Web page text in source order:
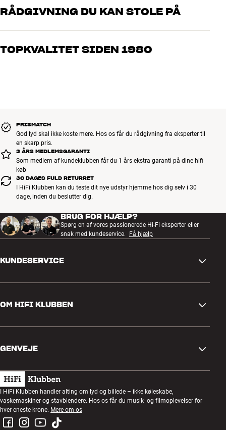
Sorter efter
RÅDGIVNING DU KAN STOLE PÅ
Vores medarbejdere er ægte entusiaster, som kender produkterne
os, hvad du drømmer om – så finder vi den løsning, der passer
TOPKVALITET SIDEN 1980
PRISMATCH
God lyd skal ikke koste mere. Hos os får du rådgivning fra eksperter til
en skarp pris.
3 ÅRS MEDLEMSGARANTI
Som medlem af kundeklubben får du 1 års ekstra garanti på dine hifi
køb
30 DAGES FULD RETURRET
I HiFi Klubben kan du teste dit nye udstyr hjemme hos dig selv i 30
dage, inden du beslutter dig.
BRUG FOR HJÆLP?
Spørg en af vores passionerede Hi-Fi eksperter eller
snak med kundeservice.
Få hjælp
KUNDESERVICE
Retur og reklamation
Fortryd ordre
Handelsbetingelser
Privatlivspolitik
OM HIFI KLUBBEN
Kundeklub
Lytteaften
Konkurrencer
GENVEJE
Gavekort
Byg med lyd
Montering og installation
I HiFi Klubben handler alting om lyd og billede – ikke køleskabe,
vaskemaskiner og stavblendere. Hos os får du musik- og filmoplevelser for
hver eneste krone. Mere om os